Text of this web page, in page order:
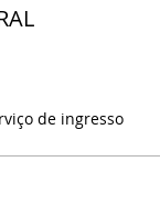
de ingresso